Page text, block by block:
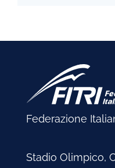
Federazione
Stadio Olimpico,